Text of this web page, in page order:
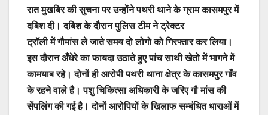
रात मुखबिर की सुचना पर उन्होंने पथरी थाने के ग्राम कासमपुर में
दबिश दी। दबिश के दौरान पुलिस टीम ने ट्रेक्टर
ट्रॉली में गौमांस ले जाते समय दो लोगो को गिरफ्तार कर लिया।
इस दौरान अँधेरे का फायदा उठाते हुए पांच साथी खेतो में भागने में
कामयाब रहे। दोनों ही आरोपी पथरी थाना क्षेत्र के कासमपुर गाँव
के रहने वाले है। पशु चिकित्सा अधिकारी के जरिए गौ मांस की
सेंपलिंग की गई है। दोनों आरोपियों के खिलाफ सम्बंधित धाराओं में